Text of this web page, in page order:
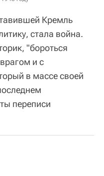
Кремль
стала война.
"бороться
и с
в массе своей
переписи